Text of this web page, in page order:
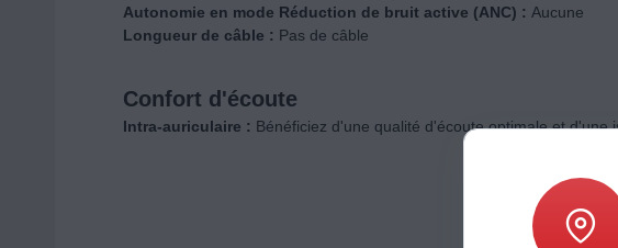
Autonomie en mode Réduction de bruit active (ANC) : Aucune
Longueur de câble : Pas de câble
Confort d'écoute
Intra-auriculaire : Bénéficiez d'une qualité d'écoute optimale et